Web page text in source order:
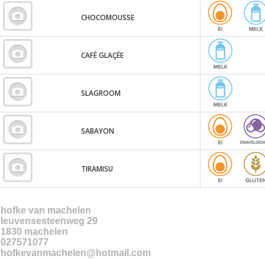
CHOCOMOUSSE
CAFÉ GLAÇÉE
SLAGROOM
SABAYON
TIRAMISU
hofke van machelen
leuvensesteenweg 29
1830 machelen
027571077
hofkevanmachelen@hotmail.com